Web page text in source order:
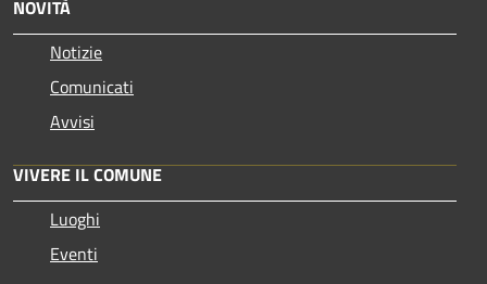
NOVITÀ
Notizie
Comunicati
Avvisi
VIVERE IL COMUNE
Luoghi
Eventi